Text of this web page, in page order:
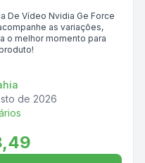
De Vídeo Nvidia Ge Force
as variações,
o melhor momento para
de 2026